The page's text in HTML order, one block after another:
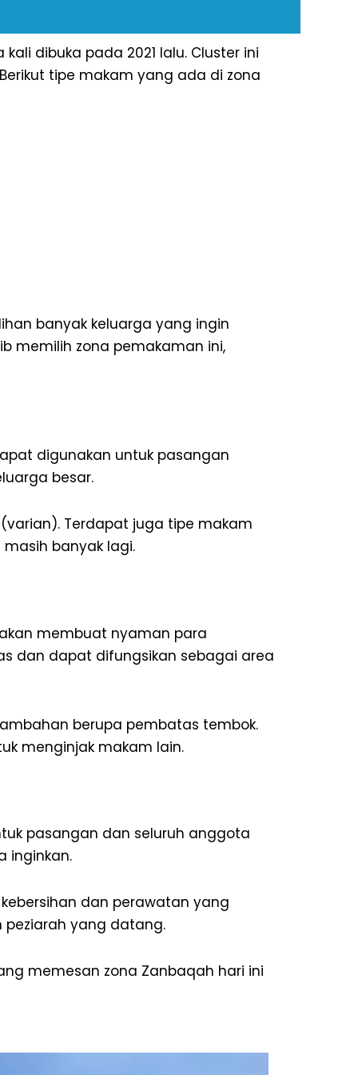
dibuka pada 2021 lalu. Cluster ini
tipe makam yang ada di zona
banyak keluarga yang ingin
memilih zona pemakaman ini,
digunakan untuk pasangan
besar.
Terdapat juga tipe makam
banyak lagi.
membuat nyaman para
dan dapat difungsikan sebagai area
berupa pembatas tembok.
menginjak makam lain.
pasangan dan seluruh anggota
inginkan.
dan perawatan yang
peziarah yang datang.
memesan zona Zanbaqah hari ini